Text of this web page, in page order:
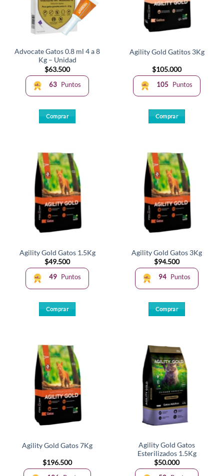
Advocate Gatos 0.8 ml 4 a 8
Kg – Unidad
$63.500
63 Puntos
Comprar
Agility Gold Gatitos 3Kg
$105.000
105 Puntos
Comprar
Agility Gold Gatos 1.5Kg
$49.500
49 Puntos
Comprar
Agility Gold Gatos 3Kg
$94.500
94 Puntos
Comprar
Agility Gold Gatos 7Kg
$196.500
Agility Gold Gatos
Esterilizados 1.5Kg
$50.000